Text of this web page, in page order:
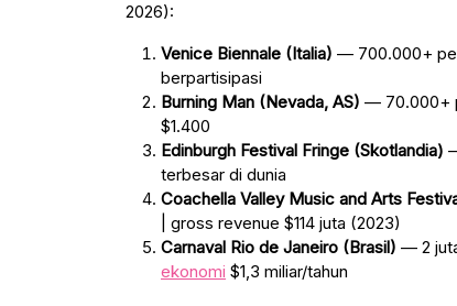
2026):
Venice Biennale (Italia) — 700.000+
berpartisipasi
Burning Man (Nevada, AS) — 70.000+
$1.400
Edinburgh Festival Fringe (Skotlandia)
terbesar di dunia
Coachella Valley Music and Arts
| gross revenue $114 juta (2023)
Carnaval Rio de Janeiro (Brasil) — 2
ekonomi $1,3 miliar/tahun